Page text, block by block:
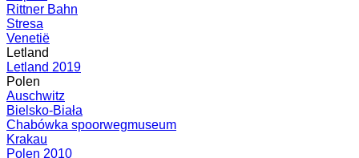
Rittner Bahn
Stresa
Venetië
Letland
Letland 2019
Polen
Auschwitz
Bielsko-Biała
Chabówka spoorwegmuseum
Krakau
Polen 2010